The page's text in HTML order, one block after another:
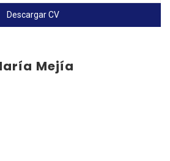
Descargar CV
Mejía